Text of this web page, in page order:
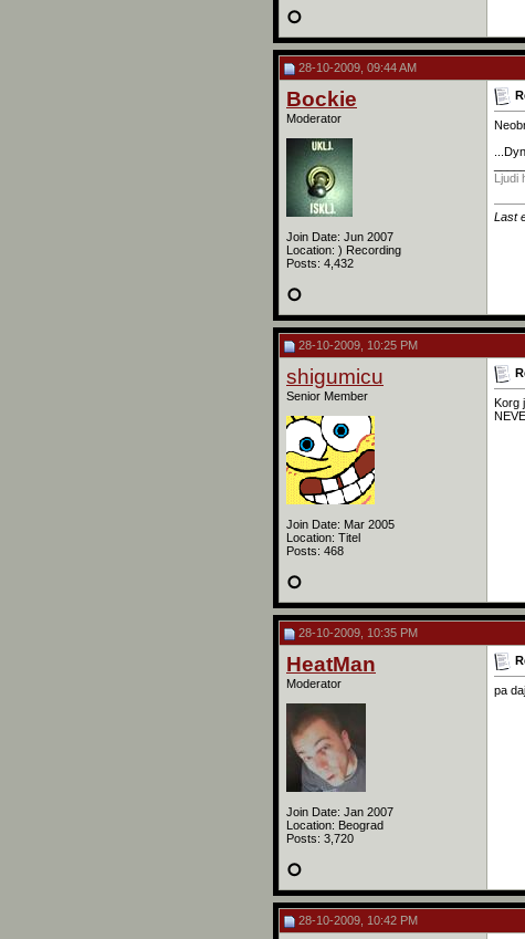
28-10-2009, 09:44 AM
Bockie
Moderator
Join Date: Jun 2007
Location: ) Recording
Posts: 4,432
Ljudi
Last
28-10-2009, 10:25 PM
shigumicu
Senior Member
Join Date: Mar 2005
Location: Titel
Posts: 468
Korg
28-10-2009, 10:35 PM
HeatMan
Moderator
Join Date: Jan 2007
Location: Beograd
Posts: 3,720
pa
28-10-2009, 10:42 PM